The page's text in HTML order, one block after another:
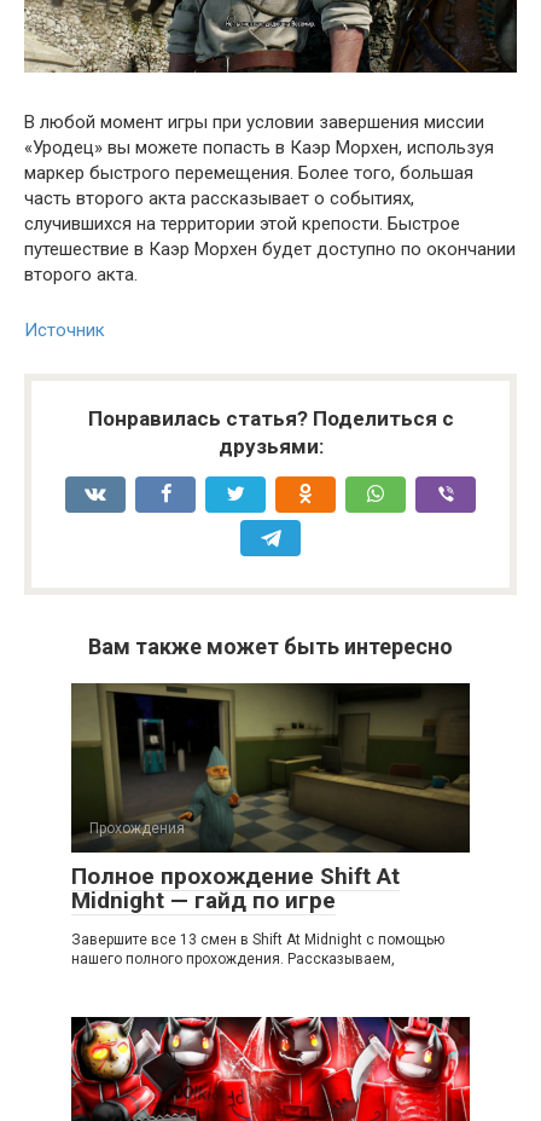
В любой момент игры при условии завершения миссии
«Уродец» вы можете попасть в Каэр Морхен, используя
маркер быстрого перемещения. Более того, большая
часть второго акта рассказывает о событиях,
случившихся на территории этой крепости. Быстрое
путешествие в Каэр Морхен будет доступно по окончании
второго акта.
Источник
Понравилась статья? Поделиться с
друзьями:
Вам также может быть интересно
Прохождения
Полное прохождение Shift At
Midnight — гайд по игре
Завершите все 13 смен в Shift At Midnight с помощью
нашего полного прохождения. Рассказываем,